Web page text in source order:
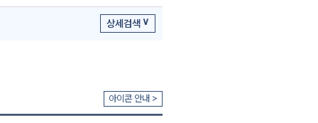
9분 20초
스타터팩 기초입문 OT
14분 53초
상세검색
아이콘 안내 >